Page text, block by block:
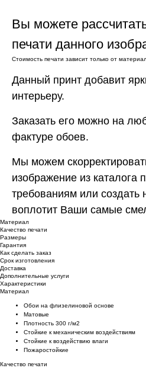
Вы можете
печати данного
Стоимость печати зависит только от
Данный принт добавит
интерьеру.
Заказать его можно на
фактуре обоев.
Мы можем
изображение из каталога
требованиям или создать
воплотит Ваши самые
Материал
Качество печати
Размеры
Гарантия
Как сделать заказ
Срок изготовления
Доставка
Дополнительные услуги
Характеристики
Материал
Обои на флизелиновой основе
Матовые
Плотность 300 г/м2
Стойкие к механическим воздействиям
Cтойкие к воздействию влаги
Пожаростойкие
Качество печати